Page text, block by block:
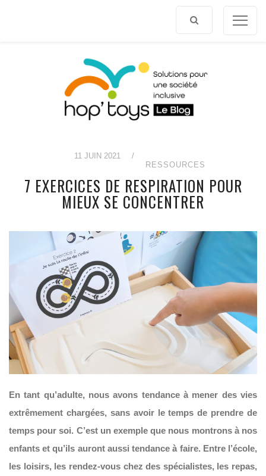
11 JUIN 2021
/
RESSOURCES
7 EXERCICES DE RESPIRATION POUR
MIEUX SE CONCENTRER
En tant qu’adulte, nous avons tendance à mener des vies
extrêmement chargées, sans avoir le temps de prendre de
temps pour soi. C’est un exemple que nous montrons à nos
enfants et qu’ils auront aussi tendance à faire. Entre l’école,
les loisirs, les rendez-vous chez des spécialistes, les repas,